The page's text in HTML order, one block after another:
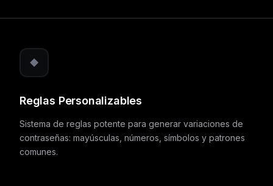
Reglas Personalizables
Sistema de reglas potente para generar variaciones de
contraseñas: mayúsculas, números, símbolos y patrones
comunes.